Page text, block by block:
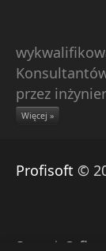
przez
Więcej »
Profisoft ©
Start | O